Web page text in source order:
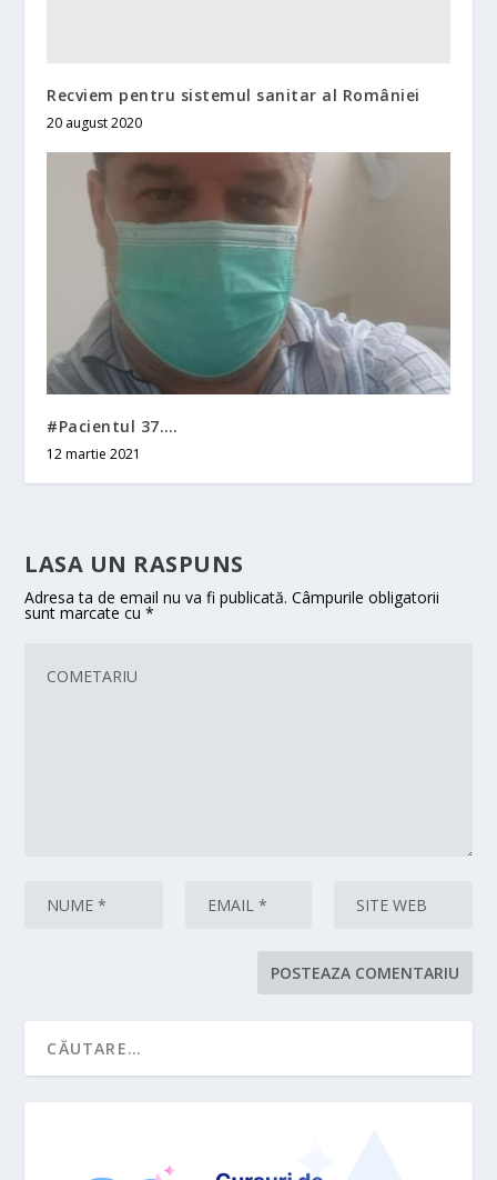
Recviem pentru sistemul sanitar al României
20 august 2020
#Pacientul 37….
12 martie 2021
LASA UN RASPUNS
Adresa ta de email nu va fi publicată. Câmpurile obligatorii
sunt marcate cu*